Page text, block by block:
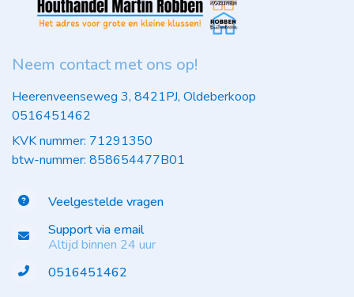
Neem contact met ons op!
Heerenveenseweg 3, 8421PJ, Oldeberkoop
0516451462
KVK nummer: 71291350
btw-nummer: 858654477B01
Veelgestelde vragen
Support via email
Altijd binnen 24 uur
0516451462